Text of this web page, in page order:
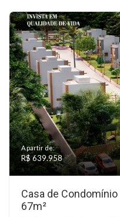
A partir de:
R$ 639.958
Casa de
67m²